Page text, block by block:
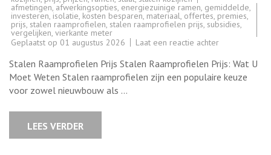
afmetingen, afwerkingsopties, energiezuinige ramen, gemiddelde,
investeren, isolatie, kosten besparen, materiaal, offertes, premies,
prijs, stalen raamprofielen, stalen raamprofielen prijs, subsidies,
vergelijken, vierkante meter
Geplaatst op 01 augustus 2026 Laat een reactie achterop
Prijs
van
Stalen
Stalen Raamprofielen Prijs Stalen Raamprofielen Prijs: Wat U
Moet Weten Stalen raamprofielen zijn een populaire keuze
voor zowel nieuwbouw als …
LEES VERDER